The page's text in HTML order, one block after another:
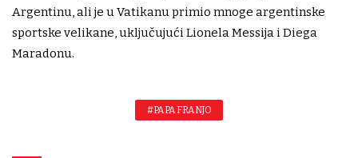
Argentinu, ali je u Vatikanu primio mnoge argentinske
sportske velikane, uključujući Lionela Messija i Diega
Maradonu.
#PAPA FRANJO